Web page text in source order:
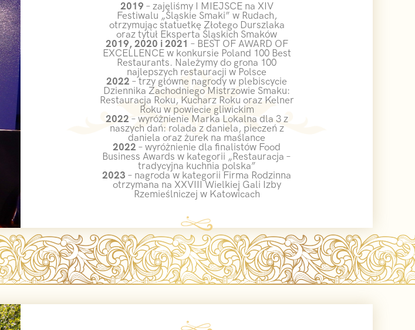
2019 – zajęliśmy I MIEJSCE na XIV
Festiwalu „Śląskie Smaki” w Rudach,
otrzymując statuetkę Złotego Durszlaka
oraz tytuł Eksperta Śląskich Smaków
2019, 2020 i 2021 – BEST OF AWARD OF
EXCELLENCE w konkursie Poland 100 Best
Restaurants. Należymy do grona 100
najlepszych restauracji w Polsce
2022 – trzy główne nagrody w plebiscycie
Dziennika Zachodniego Mistrzowie Smaku:
Restauracja Roku, Kucharz Roku oraz Kelner
Roku w powiecie gliwickim
2022 – wyróżnienie Marka Lokalna dla 3 z
naszych dań: rolada z daniela, pieczeń z
daniela oraz żurek na maślance
2022 – wyróżnienie dla finalistów Food
Business Awards w kategorii „Restauracja –
tradycyjna kuchnia polska”
2023 – nagroda w kategorii Firma Rodzinna
otrzymana na XXVIII Wielkiej Gali Izby
Rzemieślniczej w Katowicach